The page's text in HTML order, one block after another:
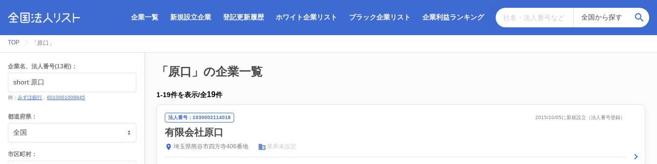
企業一覧 新規設立企業 登記更新履歴 ホワイト企業リスト ブラック企業リスト 企業利益ランキング
TOP 「原口」
企業名、法人番号(13桁)：
例： みずほ銀行 6010001008845
都道府県：
市区町村：
「原口」の企業一覧
1-19件を表示/全19件
法人番号：1030002114018 2015/10/05に新規設立（法人番号登録）
有限会社原口
埼玉県熊谷市四方寺406番地 業界未設定